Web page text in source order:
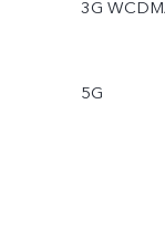
3G
5G